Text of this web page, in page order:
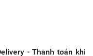
- Thanh toán khi